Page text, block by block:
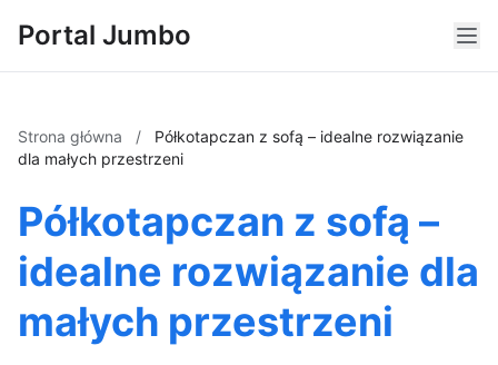
Portal Jumbo
Strona główna /
Półkotapczan z sofą – idealne rozwiązanie
dla małych przestrzeni
Półkotapczan z sofą –
idealne rozwiązanie dla
małych przestrzeni